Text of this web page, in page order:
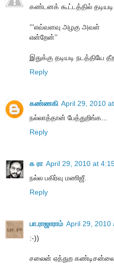
கண்டனக் கூட்டத்தில்
’’’எவ்வளவு அழகு அவள்
என்றேன்’’
இதுக்கு தடியடி நடத்தியே
Reply
கண்ணகி April 29, 2010
நல்லாத்தான் பேத்துறிங்க...
Reply
க ரா April 29, 2010 at
நல்ல பகிர்வு மணிஜீ.
Reply
பா.ராஜாராம் April 29, 2010
:-))
சலைன் ஏத்துற